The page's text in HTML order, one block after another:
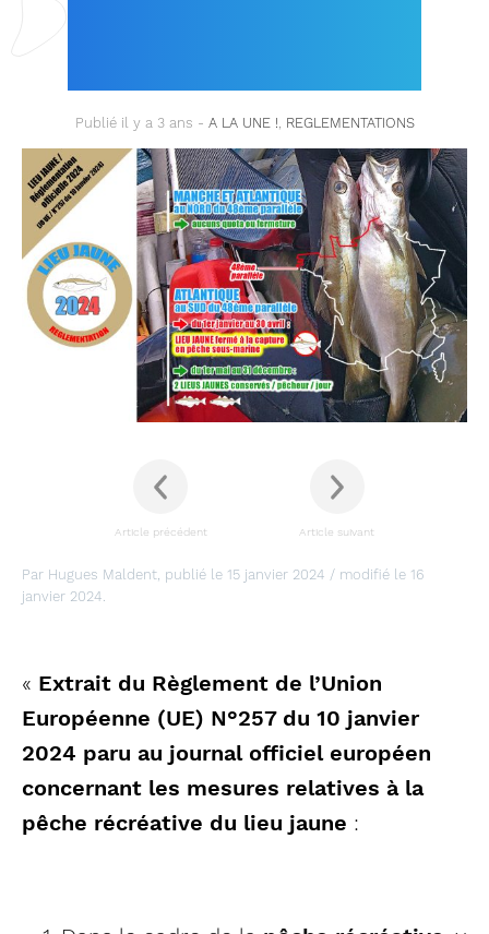
Publié il y a 3 ans - A LA UNE !, REGLEMENTATIONS
Article précédent Article suivant
Par Hugues Maldent, publié le 15 janvier 2024 / modifié le 16
janvier 2024.
« Extrait du Règlement de l’Union
Européenne (UE) N°257 du 10 janvier
2024 paru au journal officiel européen
concernant les mesures relatives à la
pêche récréative du lieu jaune :